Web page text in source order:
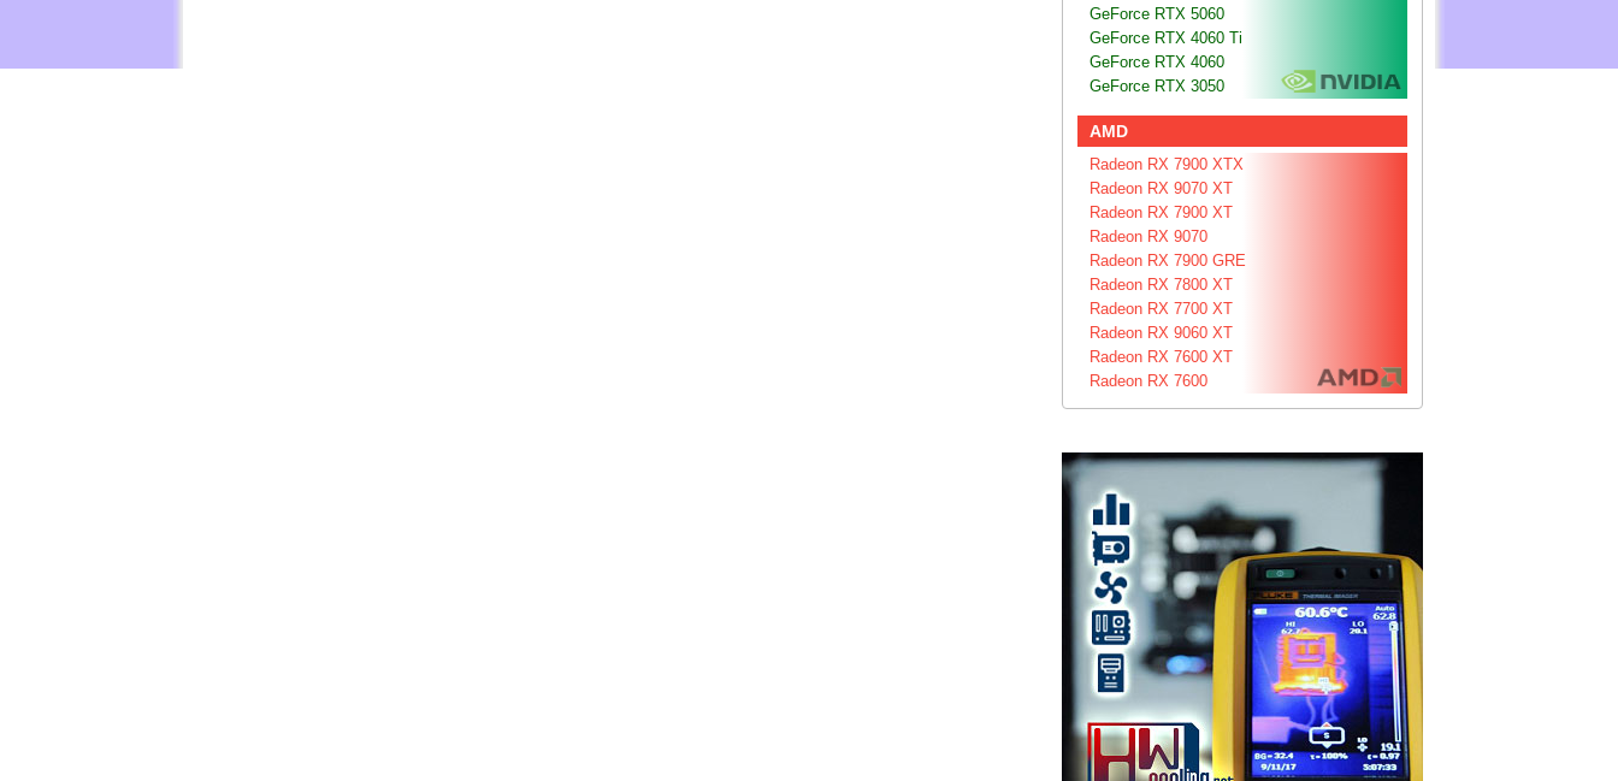
GeForce RTX 5060
GeForce RTX 4060 Ti
GeForce RTX 4060
GeForce RTX 3050
AMD
Radeon RX 7900 XTX
Radeon RX 9070 XT
Radeon RX 7900 XT
Radeon RX 9070
Radeon RX 7900 GRE
Radeon RX 7800 XT
Radeon RX 7700 XT
Radeon RX 9060 XT
Radeon RX 7600 XT
Radeon RX 7600